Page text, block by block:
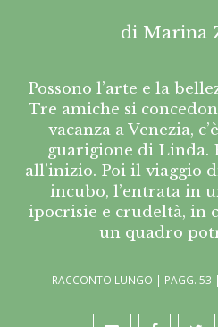
di Marina
Possono l’arte e la
Tre amiche si
vacanza a Venezia,
guarigione di Linda.
all’inizio. Poi il viaggio
incubo, l’entrata in
ipocrisie e crudeltà, in
un quadro
RACCONTO LUNGO | PAGG.